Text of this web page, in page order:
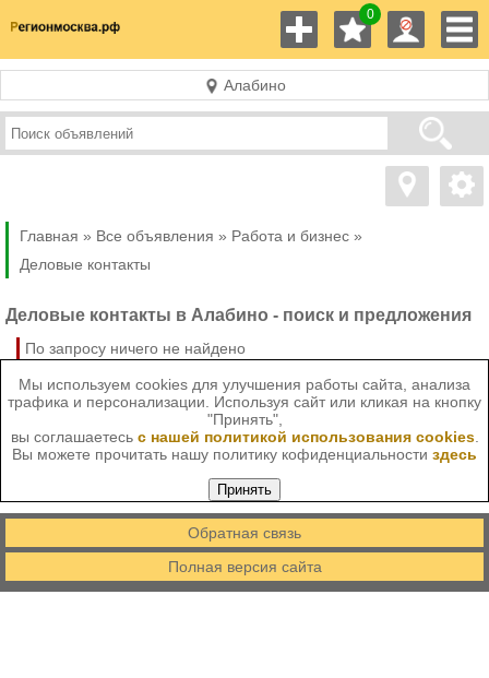
0
Алабино
Главная » Все объявления » Работа и бизнес »
Деловые контакты
Деловые контакты в Алабино - поиск и предложения
По запросу ничего не найдено
Мы используем cookies для улучшения работы сайта, анализа
трафика и персонализации. Используя сайт или кликая на кнопку
"Принять",
вы соглашаетесь с нашей политикой использования cookies.
Вы можете прочитать нашу политику кофиденциальности здесь
Принять
Обратная связь
Полная версия сайта